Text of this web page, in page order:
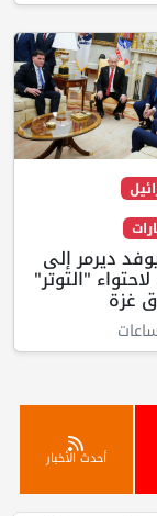
ديرمر إلى
"التوتر"
غزة
أحدث الأخبار